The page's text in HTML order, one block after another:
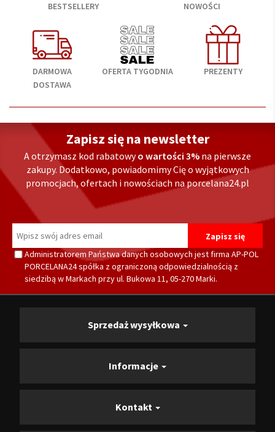
BESTSELLERY NOWOŚCI
DARMOWA
DOSTAWA
OFERTA TYGODNIA PREZENTY
Zapisz się na newsletter
A otrzymasz kod rabatowyo wartości 3% na pierwsze
zakupy. Dodatkowo, powiadomimy Cię o wyjątkowych
promocjach, ofertach i nowościach na porcelana24.pl
Administratorem Państwa danych osobowych jest firma AP-POL
PORCELANA24 spółka z ograniczoną odpowiedzialnością z
siedzibą w Markach przy ul. Bukowa 11, 05-270 Marki.
Sprzedaż wysyłkowa
Informacje
Kontakt